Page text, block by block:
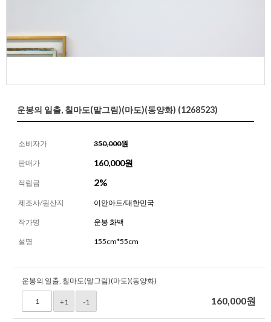
운봉의 일출, 칠마도(말그림)(마도)(동양화) (1268523)
소비자가 350,000원
판매가 160,000원
적립금 2%
제조사/원산지 이안아트/대한민국
작가명 운봉 화백
설명 155cm*55cm
운봉의 일출, 칠마도(말그림)(마도)(동양화)
+1 -1 160,000원